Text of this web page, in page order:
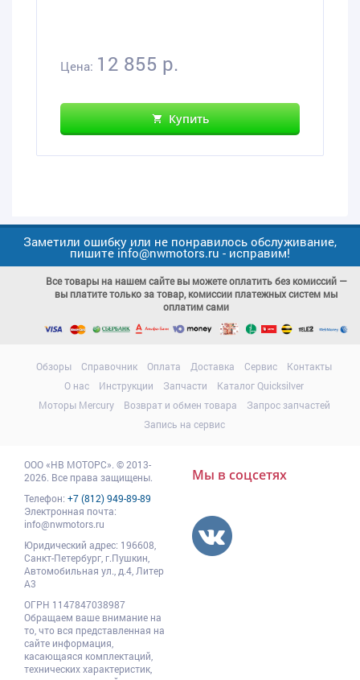
Цена: 12 855 р.
Купить
Заметили ошибку или не понравилось обслуживание,
пишите info@nwmotors.ru - исправим!
Все товары на нашем сайте вы можете оплатить без комиссий —
вы платите только за товар, комиссии платежных систем мы
оплатим сами
Обзоры Справочник Оплата Доставка Сервис
Контакты
О нас
Инструкции Запчасти
Каталог Quicksilver
Моторы Mercury
Возврат и обмен товара
Запрос запчастей
Запись на сервис
ООО«НВ МОТОРС» © 2013-
2026. Все права защищены.
Телефон: +7 (812) 949-89-89
Электронная почта:
info@nwmotors.ru
Юридический адрес: 196608
Санкт-Петербург, г.Пушкин
Автомобильная ул., д.4, Литер
А3
ОГРН 1147847038987
Обращаем ваше внимание на
то, что вся представленная на
сайте информация,
касающаяся комплектаций,
технических характеристик,
Мы в соцсетях